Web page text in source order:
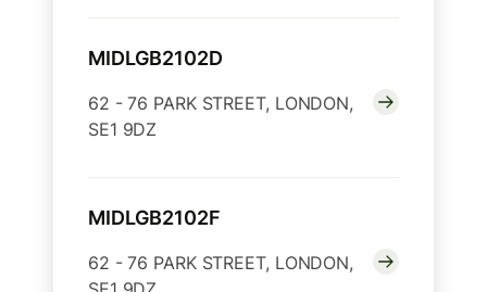
MIDLGB2102D
62 - 76 PARK STREET, LONDON,
SE1 9DZ
MIDLGB2102F
62 - 76 PARK STREET, LONDON,